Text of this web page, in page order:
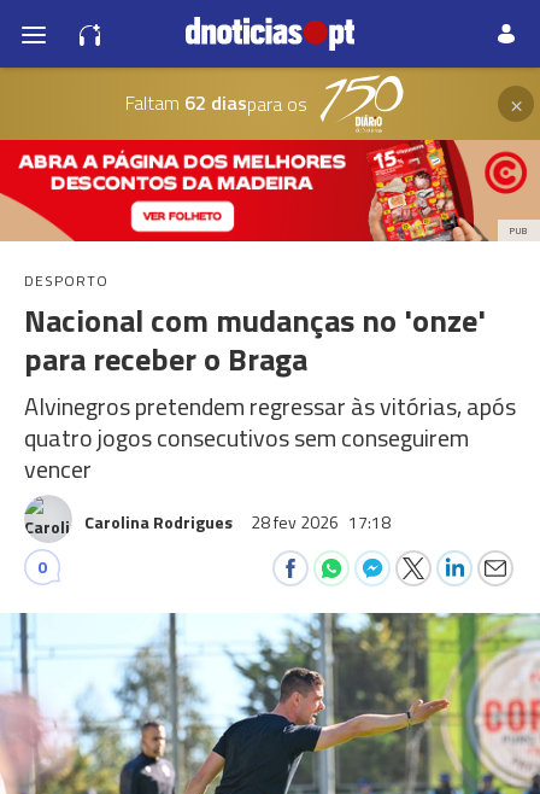
Faltam 62 diaspara os ×
PUB
DESPORTO
Nacional com mudanças no 'onze'
para receber o Braga
Alvinegros pretendem regressar às vitórias, após
quatro jogos consecutivos sem conseguirem
vencer
Carolina Rodrigues 28 fev 2026 17:18
0